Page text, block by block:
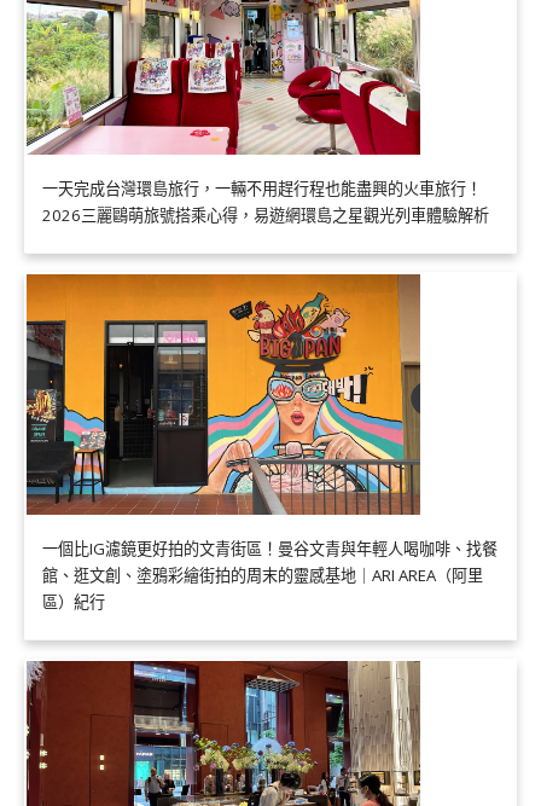
一天完成台灣環島旅行，一輛不用趕行程也能盡興的火車旅行！
2026三麗鷗萌旅號搭乘心得，易遊網環島之星觀光列車體驗解析
一個比IG濾鏡更好拍的文青街區！曼谷文青與年輕人喝咖啡、找餐
館、逛文創、塗鴉彩繪街拍的周末的靈感基地｜ARI AREA（阿里
區）紀行